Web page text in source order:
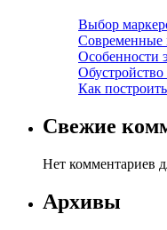
Выбор
Современные
Особенности
Как
Свежие
Нет комментариев
Архивы